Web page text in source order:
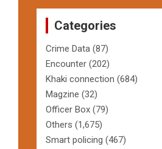
Categories
Crime Data (87)
Encounter (202)
Khaki connection (684)
Magzine (32)
Officer Box (79)
Others (1,675)
Smart policing (467)